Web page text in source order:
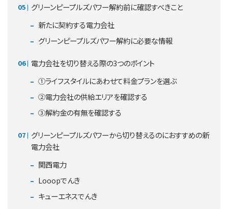
グリーンピープルズパワー解約前に確認すべきこと
新たに契約する電力会社
グリーンピープルズパワー解約に必要な情報
電力会社を切り替える際の3つのポイント
①ライフスタイルにあわせて料金プランを選ぶ
②電力会社の供給エリアを確認する
③解約金の有無を確認する
グリーンピープルズパワーから切り替えるのにおすすめの新
電力会社
関西電力
Looopでんき
キューエネスでんき